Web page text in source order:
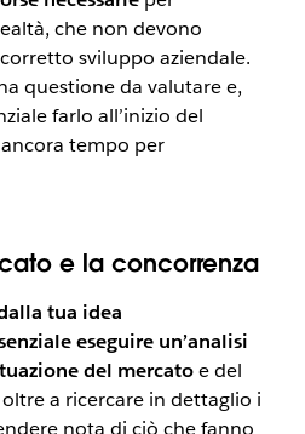
che non devono
sviluppo aziendale.
questione da valutare e,
farlo all’inizio del
ancora tempo per
e la concorrenza
tua idea
eseguire un’analisi
del mercatoe del
a ricercare in dettaglio i